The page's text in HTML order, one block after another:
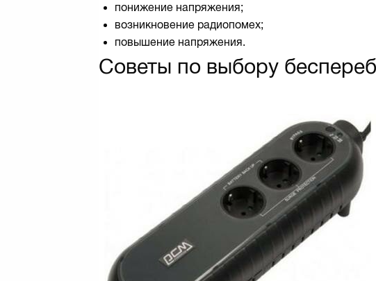
понижение напряжения;
возникновение радиопомех;
повышение напряжения.
Советы по выбору